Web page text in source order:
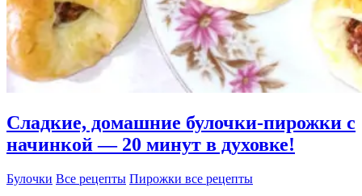
Сладкие, домашние булочки-пирожки с
начинкой — 20 минут в духовке!
Булочки Все рецепты Пирожки все рецепты